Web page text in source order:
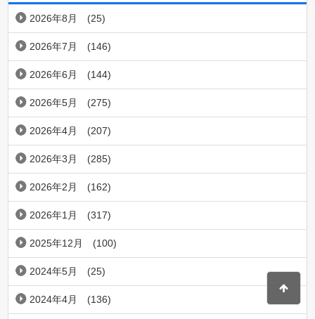
2026年8月 (25)
2026年7月 (146)
2026年6月 (144)
2026年5月 (275)
2026年4月 (207)
2026年3月 (285)
2026年2月 (162)
2026年1月 (317)
2025年12月 (100)
2024年5月 (25)
2024年4月 (136)